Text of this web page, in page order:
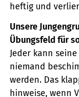
heftig und
Unsere
Übungsfeld für
Jeder kann
niemand
werden. Das
hinweise, wenn